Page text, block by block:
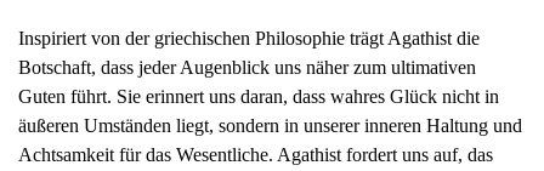
Inspiriert von der griechischen Philosophie trägt Agathist die
Botschaft, dass jeder Augenblick uns näher zum ultimativen
Guten führt. Sie erinnert uns daran, dass wahres Glück nicht in
äußeren Umständen liegt, sondern in unserer inneren Haltung und
Achtsamkeit für das Wesentliche. Agathist fordert uns auf, das